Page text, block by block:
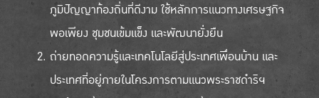
ภูมิปัญญาท้องถิ่นที่ดีงาม ใช้หลักการแนวทางเศรษฐกิจ
พอเพียง ชุมชนเข้มแข็ง และพัฒนายั่งยืน
ถ่ายทอดความรู้และเทคโนโลยีสู่ประเทศเพื่อนบ้าน และ
ประเทศที่อยู่ภายในโครงการตามแนวพระราชดำริฯ